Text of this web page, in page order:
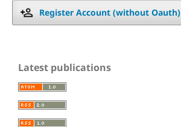
Register Account (without Oauth)
Latest publications